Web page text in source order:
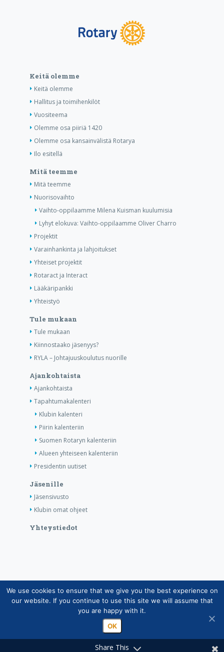
Keitä olemme
Keitä olemme
Hallitus ja toimihenkilöt
Vuositeema
Olemme osa piiriä 1420
Olemme osa kansainvälistä Rotarya
Ilo esitellä
Mitä teemme
Mitä teemme
Nuorisovaihto
Vaihto-oppilaamme Milena Kuisman kuulumisia
Lyhyt elokuva: Vaihto-oppilaamme Oliver Charro
Projektit
Varainhankinta ja lahjoitukset
Yhteiset projektit
Rotaract ja Interact
Lääkäripankki
Yhteistyö
Tule mukaan
Tule mukaan
Kiinnostaako jäsenyys?
RYLA – Johtajuuskoulutus nuorille
Ajankohtaista
Ajankohtaista
Tapahtumakalenteri
Klubin kalenteri
Piirin kalenteriin
Suomen Rotaryn kalenteriin
Alueen yhteiseen kalenteriin
Presidentin uutiset
Jäsenille
Jäsensivusto
Klubin omat ohjeet
Yhteystiedot
Copyright © Suomen Rotarypalvelu ry 2026 |
Jäsentietojärjestelmän tietosuojaseloste|Henkilötietojen
käsittely Rotarytoiminnassa
Share This
We use cookies to ensure that we give you the best experience on
our website. If you continue to use this site we will assume that
you are happy with it.
OK